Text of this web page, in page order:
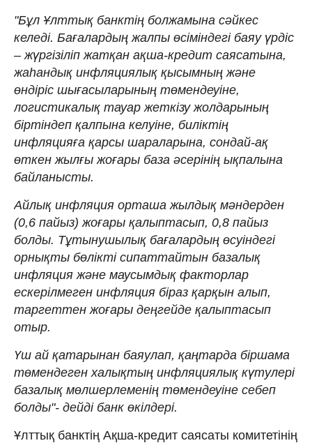
"Бұл Ұлттық банктің болжамына сәйкес
келеді. Бағалардың жалпы өсіміндегі баяу үрдіс
– жүргізіліп жатқан ақша-кредит саясатына,
жаһандық инфляциялық қысымның және
өндіріс шығасыларының төмендеуіне,
логистикалық тауар жеткізу жолдарының
біртіндеп қалпына келуіне, биліктің
инфляцияға қарсы шараларына, сондай-ақ
өткен жылғы жоғары база әсерінің ықпалына
байланысты.
Айлық инфляция орташа жылдық мәндерден
(0,6 пайыз) жоғары қалыптасып, 0,8 пайыз
болды. Тұтынушылық бағалардың өсуіндегі
орнықты бөлікті сипаттайтын базалық
инфляция және маусымдық факторлар
ескерілмеген инфляция біраз қарқын алып,
таргеттен жоғары деңгейде қалыптасып
отыр.
Үш ай қатарынан баяулап, қаңтарда біршама
төмендеген халықтың инфляциялық күтулері
базалық мөлшерлеменің төмендеуіне себеп
болды"- дейді банк өкілдері.
Ұлттық банктің Ақша-кредит саясаты комитетінің